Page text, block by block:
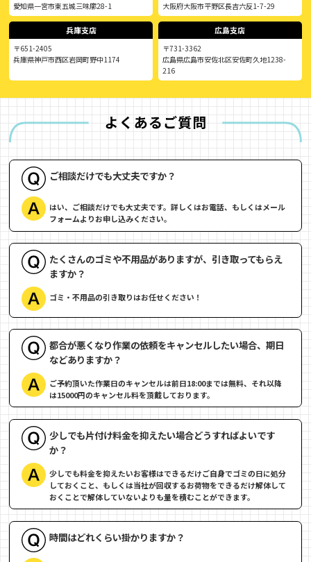
愛知県一宮市東五城三味廓28-1
大阪府大阪市平野区長吉六反1-7-29
兵庫支店
〒651-2405
兵庫県神戸市西区岩岡町野中1174
広島支店
〒731-3362
広島県広島市安佐北区安佐町久地1238-
216
ご相談だけでも大丈夫ですか？
はい、ご相談だけでも大丈夫です。詳しくはお電話、もしくはメール
フォームよりお申し込みください。
たくさんのゴミや不用品がありますが、引き取ってもらえ
ますか？
ゴミ・不用品の引き取りはお任せください！
都合が悪くなり作業の依頼をキャンセルしたい場合、期日
などありますか？
ご予約頂いた作業日のキャンセルは前日18:00までは無料、それ以降
は15000円のキャンセル料を頂戴しております。
少しでも片付け料金を抑えたい場合どうすればよいです
か？
少しでも料金を抑えたいお客様はできるだけご自身でゴミの日に処分
しておくこと、もしくは当社が回収するお荷物をできるだけ解体して
おくことで解体していないよりも量を積むことができます。
時間はどれくらい掛かりますか？